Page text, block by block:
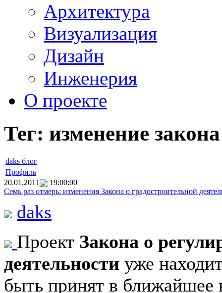
Архитектура
Визуализация
Дизайн
Инженерия
О проекте
Тег: изменение закона
daks блог
Профиль
20.01.2011
19:00:00
Семь раз отмерь: изменения Закона о градостроительной
daks
Проект Закона о
деятельности уже
быть принят в ближайшее